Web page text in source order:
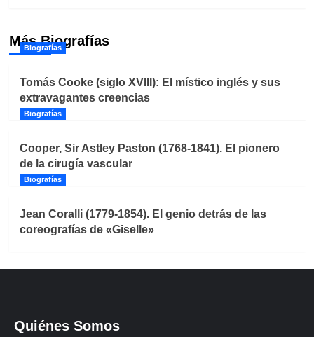
Más Biografías
Biografías
Tomás Cooke (siglo XVIII): El místico inglés y sus
extravagantes creencias
Biografías
Cooper, Sir Astley Paston (1768-1841). El pionero
de la cirugía vascular
Biografías
Jean Coralli (1779-1854). El genio detrás de las
coreografías de «Giselle»
Quiénes Somos